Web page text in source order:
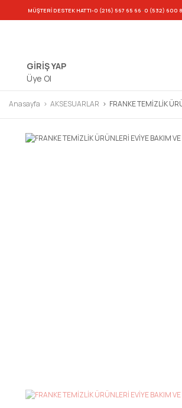
MÜŞTERİ DESTEK HATTI-0 (216) 567 65 66-0 (532) 600
GİRİŞ YAP
Üye Ol
Anasayfa AKSESUARLAR FRANKE TEMİZLİK